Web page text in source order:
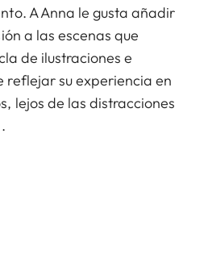
A Anna le gusta añadir
a las escenas que
de ilustraciones e
reflejar su experiencia en
lejos de las distracciones